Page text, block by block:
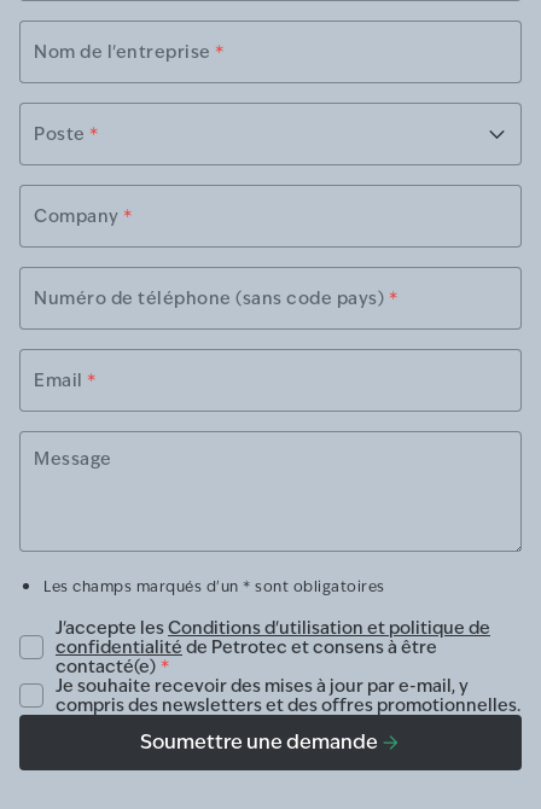
Nom de l'entreprise *
Poste *
Company *
Numéro de téléphone (sans code pays) *
Email *
Message
Les champs marqués d'un * sont obligatoires
J'accepte lesConditions d'utilisation et politique de
confidentialité de Petrotec et consens à être
contacté(e) *
Je souhaite recevoir des mises à jour par e-mail, y
compris des newsletters et des offres promotionnelles.
Soumettre une demande